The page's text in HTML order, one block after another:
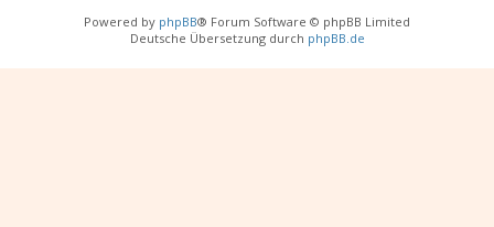
Powered by phpBB® Forum Software © phpBB Limited
Deutsche Übersetzung durch phpBB.de